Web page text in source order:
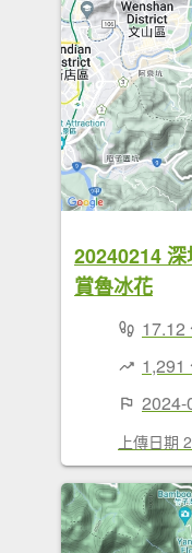
20240214
賞魯冰花
17.12
1,291
2024-
上傳日期